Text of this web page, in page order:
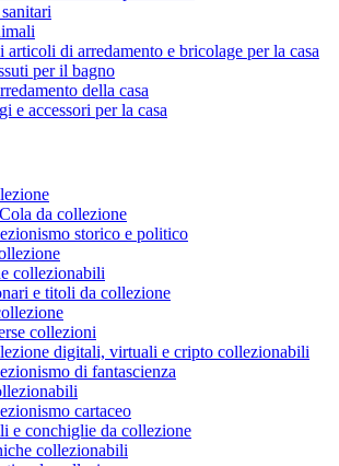
di arredamento e bricolage per la casa
per il bagno
della casa
e accessori per la casa
da collezione
storico e politico
collezionabili
e titoli da collezione
collezioni
digitali, virtuali e cripto collezionabili
di fantascienza
cartaceo
e conchiglie da collezione
collezionabili